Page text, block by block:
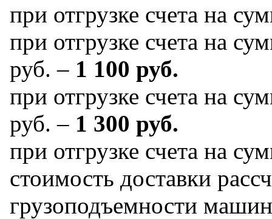
при отгрузке счета на
при отгрузке счета на
руб. – 1 100 руб.
при отгрузке счета на
руб. – 1 300 руб.
при отгрузке счета на
стоимость доставки
грузоподъемности